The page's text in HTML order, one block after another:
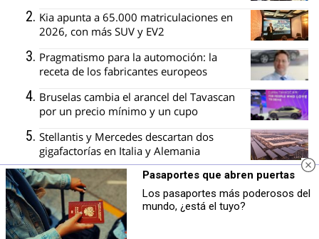
Kia apunta a 65.000 matriculaciones en
2026, con más SUV y EV2
Pragmatismo para la automoción: la
receta de los fabricantes europeos
Bruselas cambia el arancel del Tavascan
por un precio mínimo y un cupo
Stellantis y Mercedes descartan dos
gigafactorías en Italia y Alemania
Pasaportes que abren puertas
Los pasaportes más poderosos del
mundo, ¿está el tuyo?